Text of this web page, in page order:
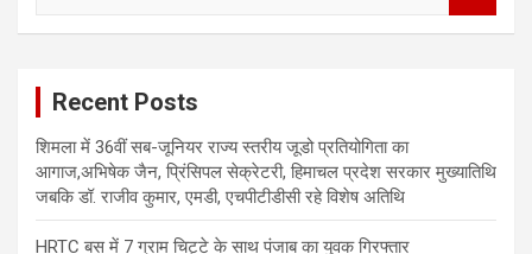
Recent Posts
शिमला में 36वीं सब-जूनियर राज्य स्तरीय जूडो प्रतियोगिता का
आगाज,अभिषेक जैन, प्रिंसिपल सेक्रेटरी, हिमाचल प्रदेश सरकार मुख्यातिथि
जबकि डॉ. राजीव कुमार, एमडी, एचपीटीडीसी रहे विशेष अतिथि
HRTC बस में 7 ग्राम चिट्टे के साथ पंजाब का युवक गिरफ्तार